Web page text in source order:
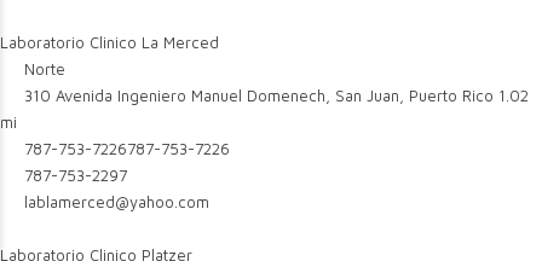
Laboratorio Clinico La Merced
Norte
310 Avenida Ingeniero Manuel Domenech, San Juan, Puerto Rico 1.02
mi
787-753-7226787-753-7226
787-753-2297
lablamerced@yahoo.com
Laboratorio Clinico Platzer